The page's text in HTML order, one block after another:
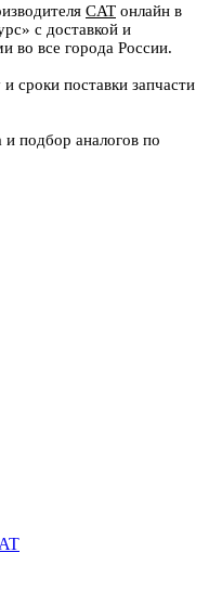
CAT онлайн в
с доставкой и
во все города России.
сроки поставки запчасти
и подбор аналогов по